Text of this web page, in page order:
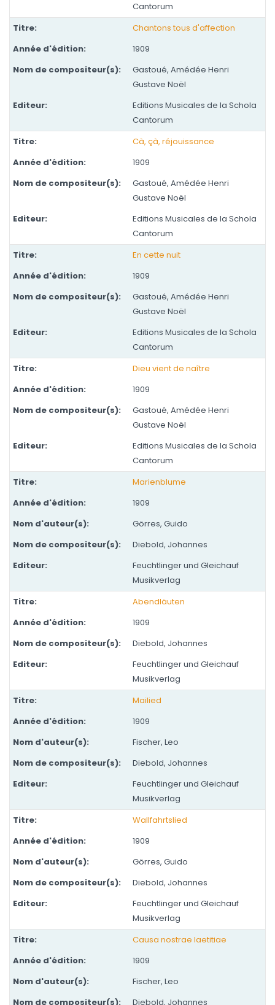
Cantorum
Chantons tous d'affection
1909
Gastoué, Amédée Henri
Gustave Noël
Editions Musicales de la Schola
Cantorum
Cà, çà, réjouissance
1909
Gastoué, Amédée Henri
Gustave Noël
Editions Musicales de la Schola
Cantorum
En cette nuit
1909
Gastoué, Amédée Henri
Gustave Noël
Editions Musicales de la Schola
Cantorum
Dieu vient de naître
1909
Gastoué, Amédée Henri
Gustave Noël
Editions Musicales de la Schola
Cantorum
Marienblume
1909
Görres, Guido
Diebold, Johannes
Feuchtlinger und Gleichauf
Musikverlag
Abendläuten
1909
Diebold, Johannes
Feuchtlinger und Gleichauf
Musikverlag
Mailied
1909
Fischer, Leo
Diebold, Johannes
Feuchtlinger und Gleichauf
Musikverlag
Wallfahrtslied
1909
Görres, Guido
Diebold, Johannes
Feuchtlinger und Gleichauf
Musikverlag
Causa nostrae laetitiae
1909
Fischer, Leo
Diebold, Johannes